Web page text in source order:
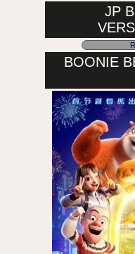
JP
BOONIE